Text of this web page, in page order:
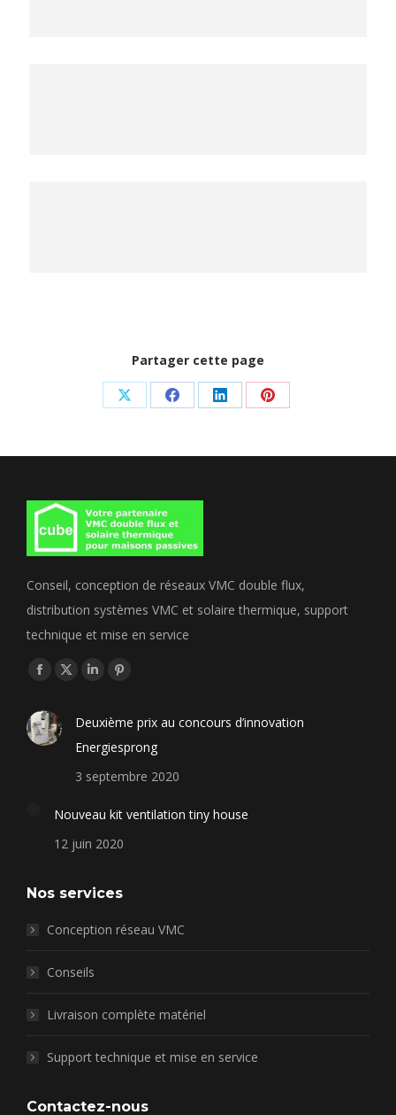
Partager cette page
Share
X
Share
Facebook
Share
LinkedIn
Share
Pinterest
Conseil, conception de réseaux VMC double flux,
distribution systèmes VMC et solaire thermique, support
technique et mise en service
Trouvez nous sur :
Facebook
opens
in
X
opens
new
LinkedIn
opens
in
new
Pinterest
opens
in
new
Deuxième prix au concours d’innovation
Energiesprong
3 septembre 2020
Nouveau kit ventilation tiny house
12 juin 2020
Nos services
Conception réseau VMC
Conseils
Livraison complète matériel
Support technique et mise en service
Contactez-nous